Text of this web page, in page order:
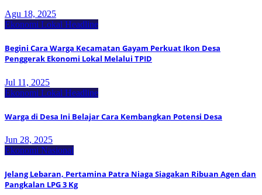
Agu 18, 2025
Ekonomi Lokal Headline
Begini Cara Warga Kecamatan Gayam Perkuat Ikon Desa
Penggerak Ekonomi Lokal Melalui TPID
Jul 11, 2025
Ekonomi Lokal Headline
Warga di Desa Ini Belajar Cara Kembangkan Potensi Desa
Jun 28, 2025
Ekonomi Nasional
Jelang Lebaran, Pertamina Patra Niaga Siagakan Ribuan Agen dan
Pangkalan LPG 3 Kg